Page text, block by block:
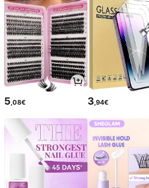
5,08€ 3,94€